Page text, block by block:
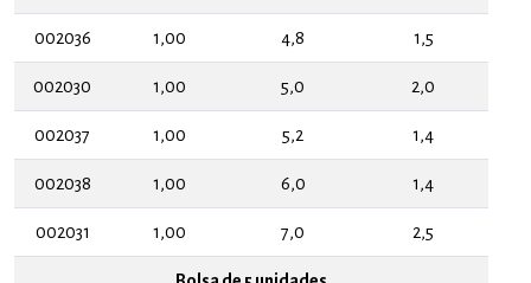
002036 1,00 4,8 1,5
002030 1,00 5,0 2,0
002037 1,00 5,2 1,4
002038 1,00 6,0 1,4
002031 1,00 7,0 2,5